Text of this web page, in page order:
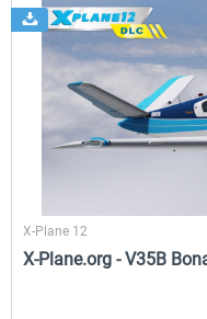
X-Plane 12
X-Plane.org - V35B